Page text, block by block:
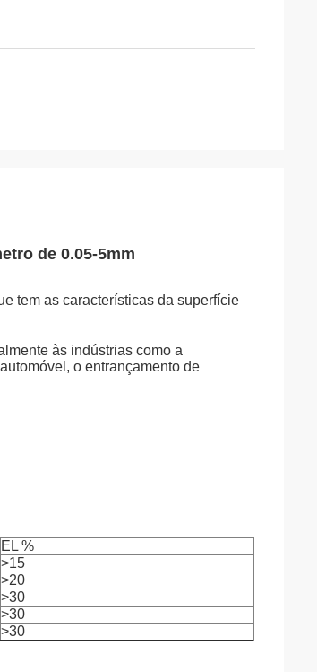
de 0.05-5mm
tem as características da superfície
às indústrias como a
o entrançamento de
EL %
>15
>20
>30
>30
>30